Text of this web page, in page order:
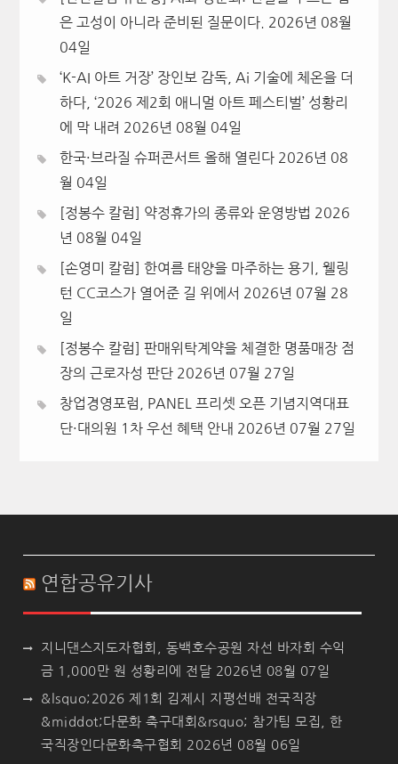
은 고성이 아니라 준비된 질문이다.
2026년 08월
04일
‘K-AI 아트 거장’ 장인보 감독, Ai 기술에 체온을 더
하다, ‘2026 제2회 애니멀 아트 페스티벌’ 성황리
에 막 내려 2026년 08월 04일
한국·브라질 슈퍼콘서트 올해 열린다 2026년 08
월 04일
[정봉수 칼럼] 약정휴가의 종류와 운영방법 2026
년 08월 04일
[손영미 칼럼] 한여름 태양을 마주하는 용기, 웰링
턴 CC코스가 열어준 길 위에서 2026년 07월 28
일
[정봉수 칼럼] 판매위탁계약을 체결한 명품매장 점
장의 근로자성 판단 2026년 07월 27일
창업경영포럼, PANEL 프리셋 오픈 기념지역대표
단·대의원 1차 우선 혜택 안내 2026년 07월 27일
연합공유기사
지니댄스지도자협회, 동백호수공원 자선 바자회 수익
금 1,000만 원 성황리에 전달 2026년 08월 07일
&lsquo;2026 제1회 김제시 지평선배 전국직장
&middot;다문화 축구대회&rsquo; 참가팀 모집, 한
국직장인다문화축구협회 2026년 08월 06일